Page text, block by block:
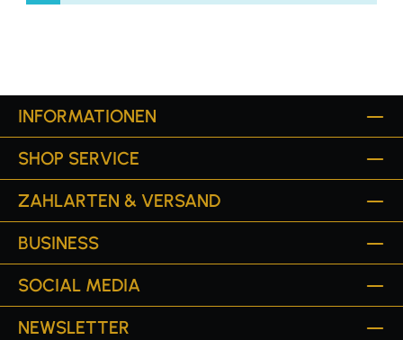
INFORMATIONEN
SHOP SERVICE
ZAHLARTEN & VERSAND
BUSINESS
SOCIAL MEDIA
NEWSLETTER